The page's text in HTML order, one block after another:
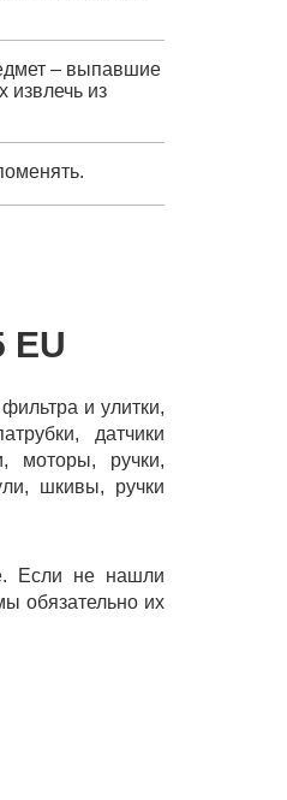
– выпавшие
извлечь из
EU
и улитки,
датчики
моторы, ручки,
шкивы, ручки
Если не нашли
обязательно их